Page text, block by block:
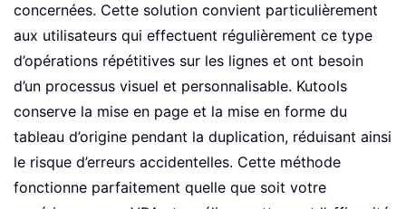
concernées. Cette solution convient particulièrement
aux utilisateurs qui effectuent régulièrement ce type
d’opérations répétitives sur les lignes et ont besoin
d’un processus visuel et personnalisable. Kutools
conserve la mise en page et la mise en forme du
tableau d’origine pendant la duplication, réduisant ainsi
le risque d’erreurs accidentelles. Cette méthode
fonctionne parfaitement quelle que soit votre